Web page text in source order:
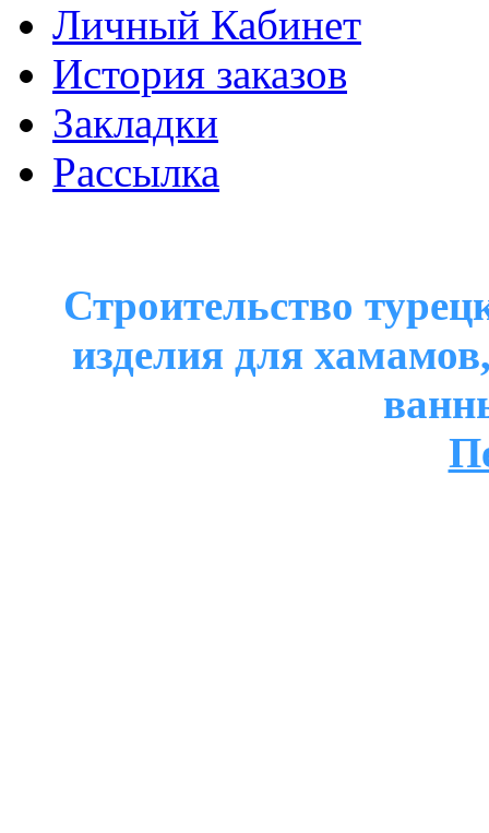
Личный Кабинет
История заказов
Закладки
Рассылка
Строительство
изделия для